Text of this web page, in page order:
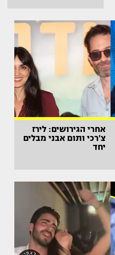
אחרי הגירושים: לירז
צ'רכי ותום אבני מבלים
יחד